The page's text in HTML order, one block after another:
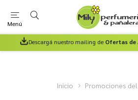
Menú
Descargá nuestro mailing de Ofertas de
Inicio Promociones